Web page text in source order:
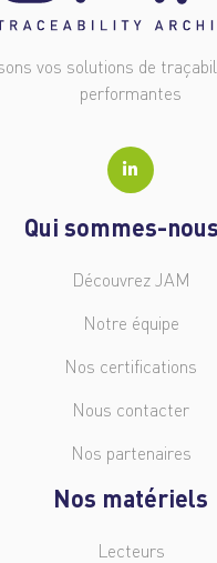
vos solutions de
performantes
Qui sommes-
Découvrez JAM
Notre équipe
Nos certifications
Nous contacter
Nos partenaires
Nos matériels
Lecteurs